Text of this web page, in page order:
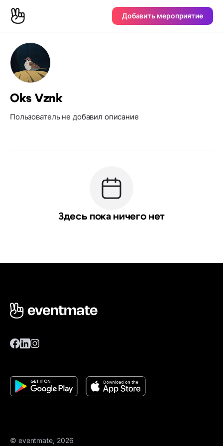
Добавить мероприятие
Oks Vznk
Пользователь не добавил описание
Здесь пока ничего нет
© eventmate, 2026